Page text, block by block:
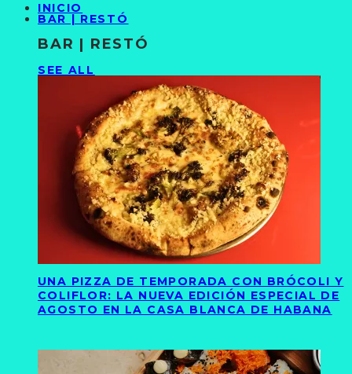
INICIO
BAR | RESTÓ
BAR | RESTÓ
SEE ALL
UNA PIZZA DE TEMPORADA CON BRÓCOLI Y
COLIFLOR: LA NUEVA EDICIÓN ESPECIAL DE
AGOSTO EN LA CASA BLANCA DE HABANA